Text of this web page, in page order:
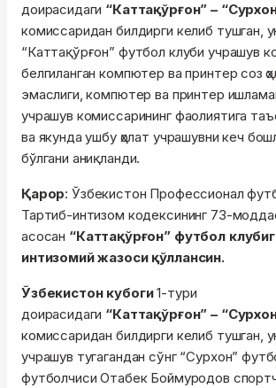
доирасидаги “Каттақўрғон” –
комиссаридан билдирги келиб тушган,
“Каттақўрғон” футбол клуби учрашув
белгиланган компютер ва принтер соз
эмаслиги, компютер ва принтер
учрашув комиссарининг фаолиятига
ва якунда ушбу ҳолат учрашувни кеч
бўлгани аниқланди.
Қарор: Ўзбекистон Профессионал
Тартиб-интизом кодексининг 73-
асосан “Каттақўрғон” футбол
интизомий жазоси қўллансин.
Ўзбекистон кубоги1-тури
доирасидаги “Каттақўрғон” –
комиссаридан билдирги келиб тушган,
учрашув тугагандан сўнг “Сурхон”
футболчиси Отабек Боймуродов